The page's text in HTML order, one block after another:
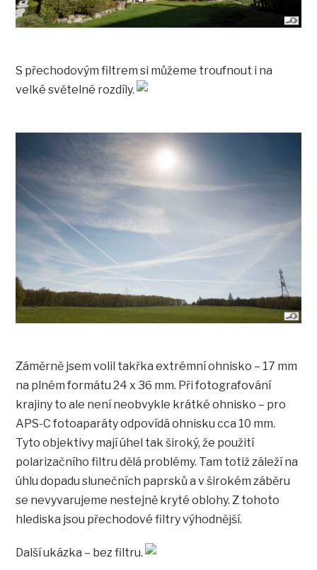
S přechodovým filtrem si můžeme troufnout i na
velké světelné rozdíly.
Záměrně jsem volil takřka extrémní ohnisko – 17 mm
na plném formátu 24 x 36 mm. Při fotografování
krajiny to ale není neobvykle krátké ohnisko – pro
APS-C fotoaparáty odpovídá ohnisku cca 10 mm.
Tyto objektivy mají úhel tak široký, že použití
polarizačního filtru dělá problémy. Tam totiž záleží na
úhlu dopadu slunečních paprsků a v širokém záběru
se nevyvarujeme nestejně kryté oblohy. Z tohoto
hlediska jsou přechodové filtry výhodnější.
Další ukázka – bez filtru.